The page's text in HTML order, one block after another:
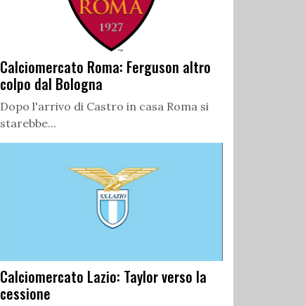
Calciomercato Roma: Ferguson altro
colpo dal Bologna
Dopo l'arrivo di Castro in casa Roma si
starebbe...
Calciomercato Lazio: Taylor verso la
cessione